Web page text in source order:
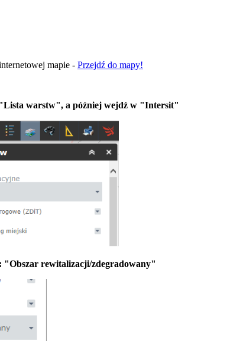
mapie - Przejdź do mapy!
warstw", a później wejdź w "Intersit"
"Obszar rewitalizacji/zdegradowany"